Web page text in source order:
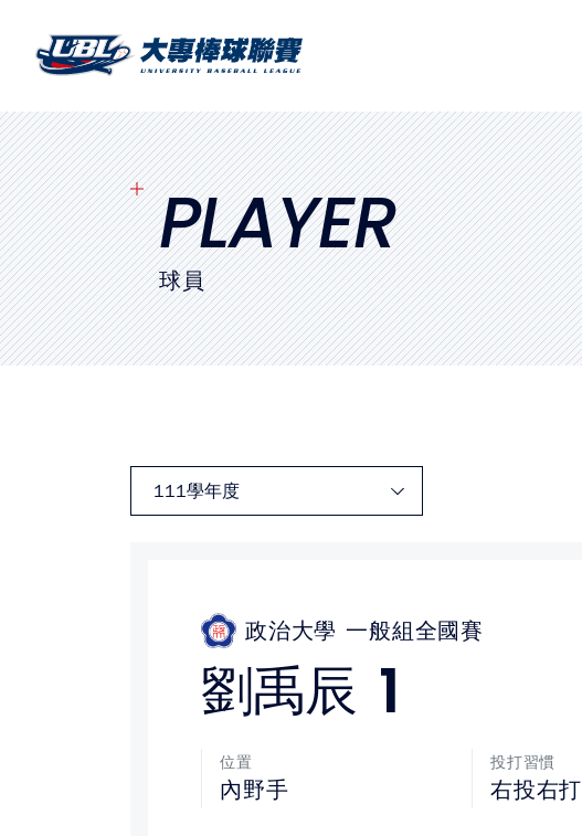
SITEMAP
首頁
球隊戰績
賽程表
球隊與球員
裁判
最新消息
PLAYER
球員
政治大學 一般組全國賽
劉禹辰 1
位置
內野手
投打習慣
右投右打